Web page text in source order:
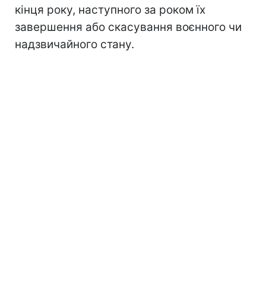
кінця року, наступного за роком їх
завершення або скасування воєнного чи
надзвичайного стану.